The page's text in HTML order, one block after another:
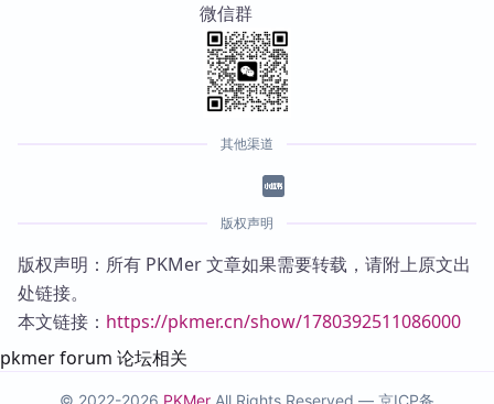
微信群
其他渠道
版权声明
版权声明：所有 PKMer 文章如果需要转载，请附上原文出
处链接。
本文链接： https://pkmer.cn/show/1780392511086000
pkmer forum 论坛相关
© 2022-2026 PKMer All Rights Reserved — 京ICP备